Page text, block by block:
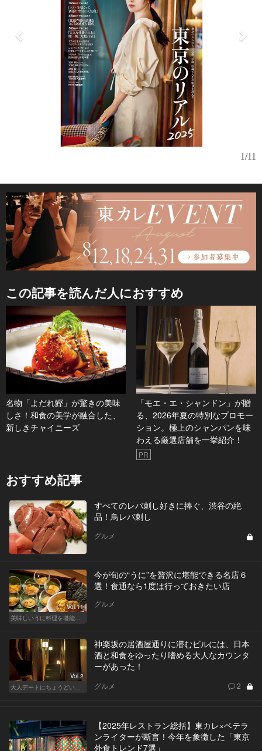
ち
1/11
この記事を読んだ人におすすめ
名物「よだれ鰹」が驚きの美味
しさ！和食の美学が融合した、
新しきチャイニーズ
「モエ・エ・シャンドン」が贈
る、2026年夏の特別なプロモー
ション。極上のシャンパンを味
わえる厳選店舗を一挙紹介！
PR
おすすめ記事
すべてのレバ刺し好きに捧ぐ、渋谷の絶
品！鳥レバ刺し
グルメ
Vol.11
美味しいうに料理を堪能できる東京の名店
今が旬の“うに”を贅沢に堪能できる名店６
選！食通なら1度は行っておきたい店
グルメ
Vol.2
大人デートにちょうどいい、神楽坂でしっぽり和食
神楽坂の居酒屋通りに潜むビルには、日本
酒と和食をゆったり嗜める大人なカウンタ
ーがあった！
グルメ 2
【2025年レストラン総括】東カレ×ベテラ
ンライターが断言！今年を象徴した「東京
外食トレンド7選」